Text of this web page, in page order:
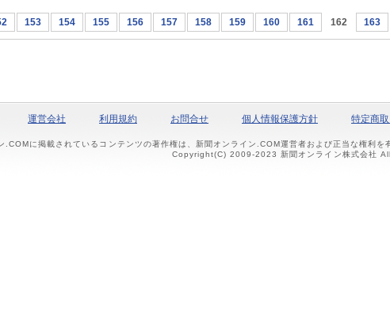
153 154 155 156 157 158 159 160 161 162 163
運営会社 利用規約 お問合せ 個人情報保護方針 特定商
.COMに掲載されているコンテンツの著作権は、新聞オンライン.COM運営者および正当な権利
Copyright(C) 2009-2023 新聞オンライン株式会社